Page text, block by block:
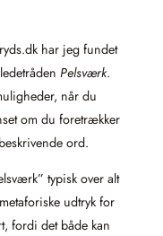
har jeg fundet
Pelsværk.
når du
om du foretrækker
ord.
typisk over alt
udtryk for
fordi det både kan